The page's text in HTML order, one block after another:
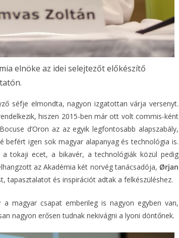
elnöke az idei selejtezőt előkészítő
séfje elmondta, nagyon izgatottan várja versenyt.
hiszen 2015-ben már ott volt commis-ként
d’Oron az az egyik legfontosabb alapszabály,
igen sok magyar alapanyag és technológia is.
tokaji ecet, a bikavér, a technológiák közül pedig
az Akadémia két norvég tanácsadója, Ørjan
tapasztalatot és inspirációt adtak a felkészüléshez.
magyar csapat emberileg is nagyon egyben van,
nagyon erősen tudnak nekivágni a lyoni döntőnek.